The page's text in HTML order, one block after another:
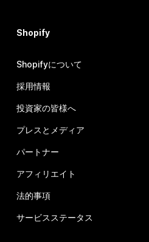
Shopify
Shopifyについて
採用情報
投資家の皆様へ
プレスとメディア
パートナー
アフィリエイト
法的事項
サービスステータス